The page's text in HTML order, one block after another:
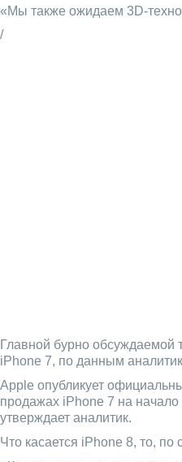
«Мы также ожидаем 3D-
/
Главной бурно обсуждаемой
iPhone 7, по данным
Apple опубликует
продажах iPhone 7 на
утверждает аналитик.
Что касается iPhone 8, то,